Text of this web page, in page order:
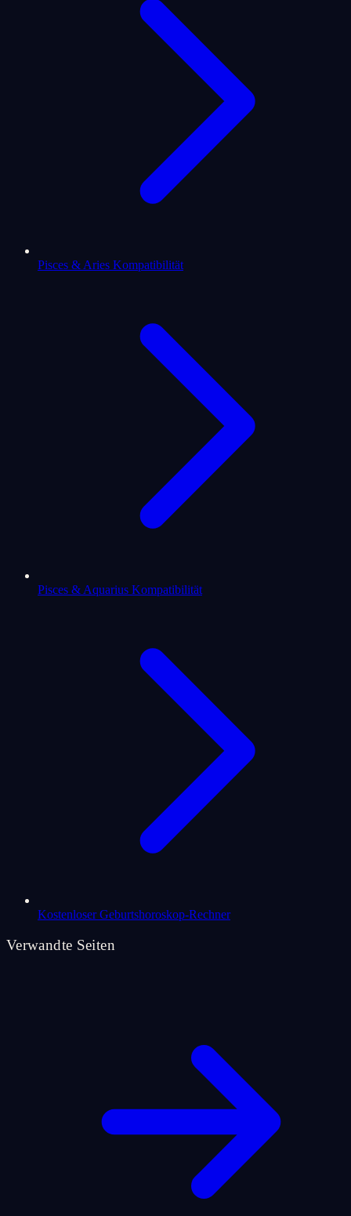
Pisces & Aries Kompatibilität
Pisces & Aquarius Kompatibilität
Kostenloser Geburtshoroskop-Rechner
Verwandte Seiten